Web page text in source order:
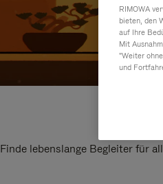
Finde lebenslange Begleiter für
RIMOWA
bieten, den
auf Ihre
Mit
"Weiter
und